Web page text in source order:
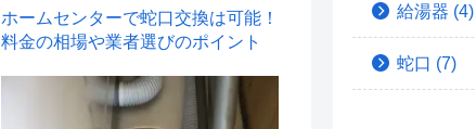
ホームセンターで蛇口交換は可能！
料金の相場や業者選びのポイント
給湯器 (4)
蛇口 (7)